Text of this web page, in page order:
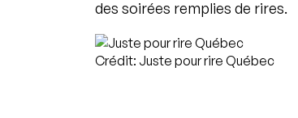
des soirées remplies de rires.
Crédit: Juste pour rire Québec